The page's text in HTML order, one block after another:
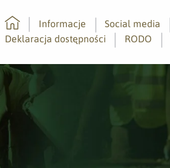
Strona główna
Informacje Social media
Deklaracja dostępności
RODO